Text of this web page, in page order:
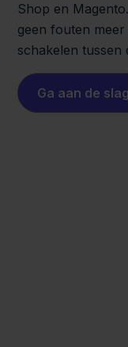
Shop en
geen fouten
schakelen tussen
Ga aan de slag